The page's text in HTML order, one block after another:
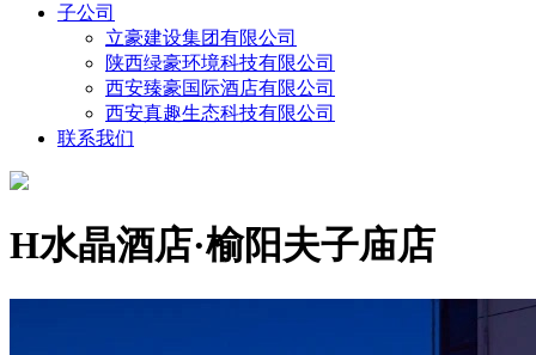
子公司
立豪建设集团有限公司
陕西绿豪环境科技有限公司
西安臻豪国际酒店有限公司
西安真趣生态科技有限公司
联系我们
H水晶酒店·榆阳夫子庙店